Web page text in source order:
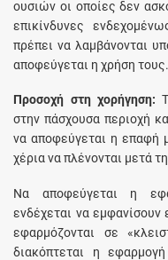
ουσιών οι οποίες δεν
επικίνδυνες
πρέπει να λαμβάνονται
αποφεύγεται η χρήση τους.
Προσοχή στη χορήγηση:
στην πάσχουσα περιοχή
να αποφεύγεται η επαφή
χέρια να πλένονται μετά
Να αποφεύγεται η
ενδέχεται να
εφαρμόζονται σε
διακόπτεται η